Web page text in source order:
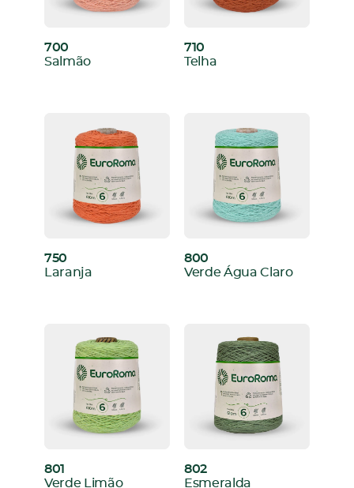
700
:Salmão
710
:Telha
750
: Laranja
800
:Verde Água Claro
801
:Verde Limão
802
:Esmeralda